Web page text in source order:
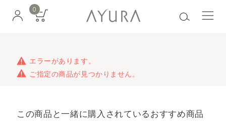
0
エラーがあります。
ご指定の商品が見つかりません。
この商品と一緒に購入されているおすすめ商品